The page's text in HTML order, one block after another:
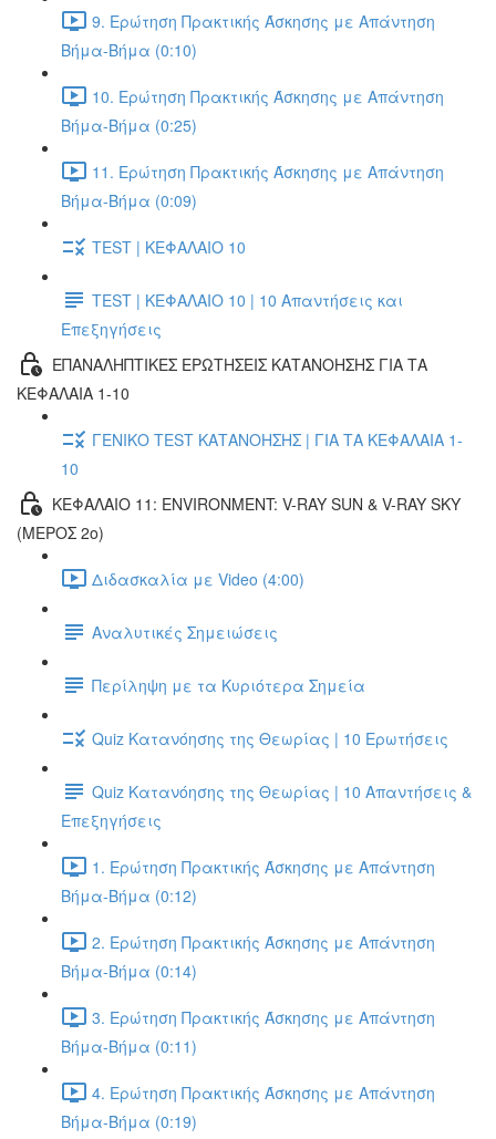
9. Ερώτηση Πρακτικής Άσκησης με Απάντηση
Βήμα-Βήμα (0:10)
10. Ερώτηση Πρακτικής Άσκησης με Απάντηση
Βήμα-Βήμα (0:25)
11. Ερώτηση Πρακτικής Άσκησης με Απάντηση
Βήμα-Βήμα (0:09)
TEST | ΚΕΦΑΛΑΙΟ 10
TEST | ΚΕΦΑΛΑΙΟ 10 | 10 Απαντήσεις και
Επεξηγήσεις
ΕΠΑΝΑΛΗΠΤΙΚΕΣ ΕΡΩΤΗΣΕΙΣ ΚΑΤΑΝΟΗΣΗΣ ΓΙΑ ΤΑ
ΚΕΦΑΛΑΙΑ 1-10
ΓΕΝΙΚΟ TEST ΚΑΤΑΝΟΗΣΗΣ | ΓΙΑ ΤΑ ΚΕΦΑΛΑΙΑ 1-
10
ΚΕΦΑΛΑΙΟ 11: ENVIRONMENT: V-RAY SUN & V-RAY SKY
(ΜΕΡΟΣ 2ο)
Διδασκαλία με Video (4:00)
Αναλυτικές Σημειώσεις
Περίληψη με τα Κυριότερα Σημεία
Quiz Κατανόησης της Θεωρίας | 10 Ερωτήσεις
Quiz Κατανόησης της Θεωρίας | 10 Απαντήσεις &
Επεξηγήσεις
1. Ερώτηση Πρακτικής Άσκησης με Απάντηση
Βήμα-Βήμα (0:12)
2. Ερώτηση Πρακτικής Άσκησης με Απάντηση
Βήμα-Βήμα (0:14)
3. Ερώτηση Πρακτικής Άσκησης με Απάντηση
Βήμα-Βήμα (0:11)
4. Ερώτηση Πρακτικής Άσκησης με Απάντηση
Βήμα-Βήμα (0:19)